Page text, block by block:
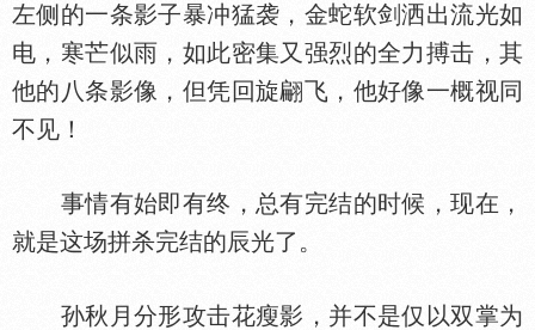
左侧的一条影子暴冲猛袭，金蛇软剑洒出流光如
电，寒芒似雨，如此密集又强烈的全力搏击，其
他的八条影像，但凭回旋翩飞，他好像一概视同
不见！
事情有始即有终，总有完结的时候，现在，
就是这场拼杀完结的辰光了。
孙秋月分形攻击花瘦影，并不是仅以双掌为